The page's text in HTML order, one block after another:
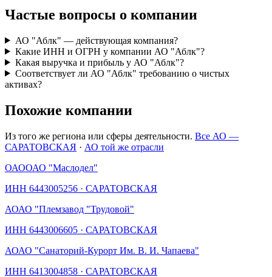
Частые вопросы о компании
АО "Аблк" — действующая компания?
Какие ИНН и ОГРН у компании АО "Аблк"?
Какая выручка и прибыль у АО "Аблк"?
Соответствует ли АО "Аблк" требованию о чистых
активах?
Похожие компании
Из того же региона или сферы деятельности. Все АО —
САРАТОВСКАЯ · АО той же отрасли
ОАООАО "Маслодел"
ИНН 6443005256 · САРАТОВСКАЯ
АОАО "Племзавод "Трудовой"
ИНН 6443006605 · САРАТОВСКАЯ
АОАО "Санаторий-Курорт Им. В. И. Чапаева"
ИНН 6413004858 · САРАТОВСКАЯ